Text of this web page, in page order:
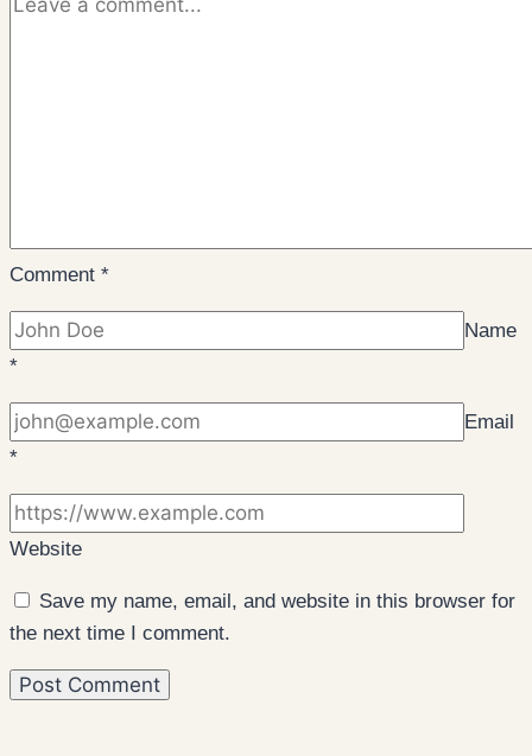
Comment *
Name
*
Email
*
Website
Save my name, email, and website in this browser for
the next time I comment.